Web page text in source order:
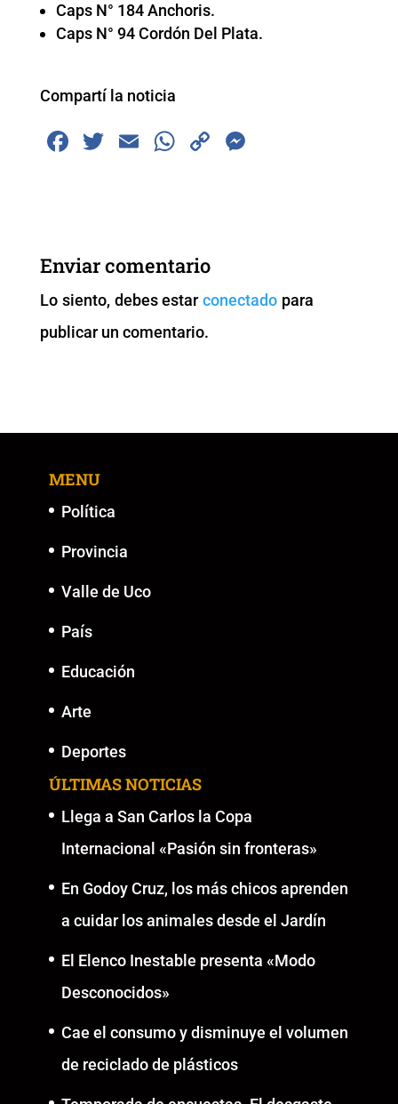
Caps N° 184 Anchoris.
Caps N° 94 Cordón Del Plata.
Compartí la noticia
F
b
o
o
k
T
E
W
A
p
p
C
k
er
Enviar comentario
Lo siento, debes estarconectado para
publicar un comentario.
MENU
Política
Provincia
Valle de Uco
País
Educación
Arte
Deportes
ÚLTIMAS NOTICIAS
Llega a San Carlos la Copa
Internacional «Pasión sin fronteras»
En Godoy Cruz, los más chicos aprenden
a cuidar los animales desde el Jardín
El Elenco Inestable presenta «Modo
Desconocidos»
Cae el consumo y disminuye el volumen
de reciclado de plásticos